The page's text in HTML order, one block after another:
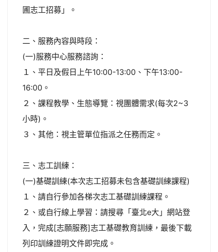
圃志工招募」。
二、服務內容與時段：
(一)服務中心服務諮詢：
１、平日及假日上午10:00-13:00、下午13:00-
16:00。
２、課程教學、生態導覽：視團體需求(每次2~3
小時)。
３、其他：視主管單位指派之任務而定。
三、志工訓練：
(一)基礎訓練(本次志工招募未包含基礎訓練課程)
１、請自行參加各梯次志工基礎訓練課程。
２、或自行線上學習：請搜尋「臺北e大」網站登
入，完成[志願服務]志工基礎教育訓練，最後下載
列印訓練證明文件即完成。